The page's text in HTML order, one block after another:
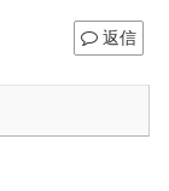
返信